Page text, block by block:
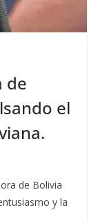
de
el
de Bolivia
y la